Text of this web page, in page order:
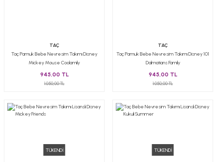
TAÇ
Taç Pamuk Bebe Nevresim Takımı Disney
Mickey Mouse Coolamily
945,00 TL
1.050,00 TL
TAÇ
Taç Pamuk Bebe Nevresim Takımı Disney 101
Dalmatians Family
945,00 TL
1.050,00 TL
TÜKENDİ TÜKENDİ